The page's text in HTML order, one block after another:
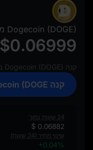
Dogecoin (DOGE) מחיר
$0.06999
קנה Dogecoin (DOGE) בתעריפים תחרותיים.
קנה Dogecoin (DOGE)
24 שעות נמוך
$ 0.06882
שינוי מחיר (24 שעות)
+0.04%